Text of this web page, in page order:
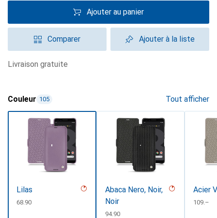
Ajouter au panier
Comparer Ajouter à la liste
livraison gratuite
Couleur 105 Tout afficher
Lilas
CHF
68.90
Abaca Nero, Noir,
Noir
CHF
94.90
Acier
CHF
109.–